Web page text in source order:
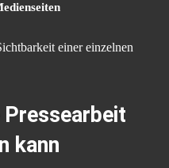
einer einzelnen
kann